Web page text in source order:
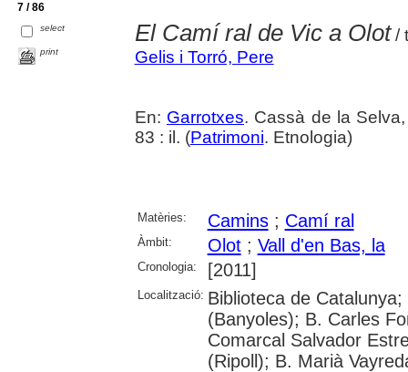
7 / 86
select
print
El Camí ral de Vic a Olot/
Gelis i Torró, Pere
En: Garrotxes. Cassà de la
83 : il. (Patrimoni. Etnologia)
Matèries: Camins; Camí ral
Àmbit: Olot; Vall d'en Bas, la
Cronologia: [2011]
Localització: Biblioteca de
(Banyoles); B. Carles
Comarcal Salvador
(Ripoll); B. Marià